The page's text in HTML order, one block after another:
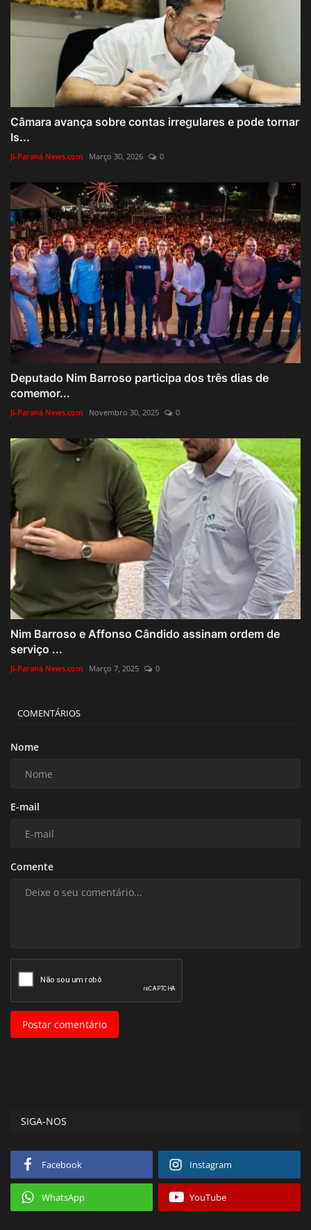
Câmara avança sobre contas irregulares e pode tornar
Is...
Ji-Paraná News.com Março 30, 2026 0
Deputado Nim Barroso participa dos três dias de
comemor...
Ji-Paraná News.com Novembro 30, 2025 0
Nim Barroso e Affonso Cândido assinam ordem de
serviço ...
Ji-Paraná News.com Março 7, 2025 0
COMENTÁRIOS
Nome
E-mail
Comente
Postar comentário
SIGA-NOS
Facebook Instagram
WhatsApp YouTube